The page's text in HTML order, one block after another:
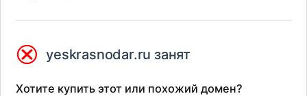
⮿ yeskrasnodar.ru занят
Хотите купить этот или похожий домен?